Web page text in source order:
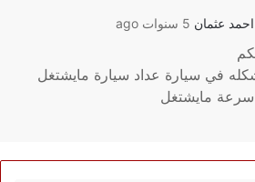
5 سنوات ago
في سيارة عداد سيارة مايشتغل
مايشتغل